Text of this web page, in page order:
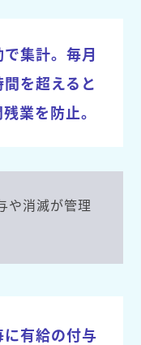
集計。毎月
を超えると
業を防止。
や消滅が管理
有給の付与